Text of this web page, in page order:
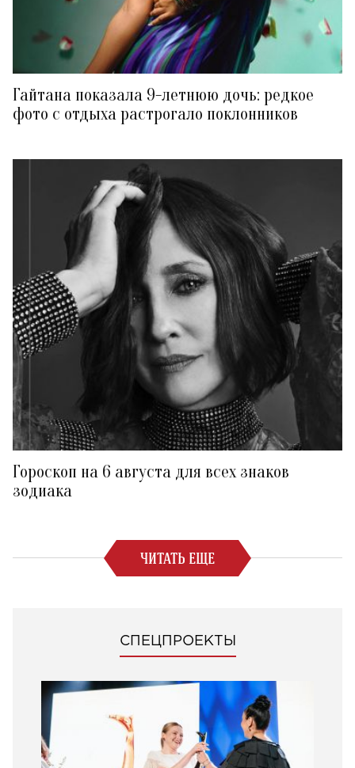
Гайтана показала 9-летнюю дочь: редкое
фото с отдыха растрогало поклонников
Гороскоп на 6 августа для всех знаков
зодиака
ЧИТАТЬ ЕЩЕ
СПЕЦПРОЕКТЫ